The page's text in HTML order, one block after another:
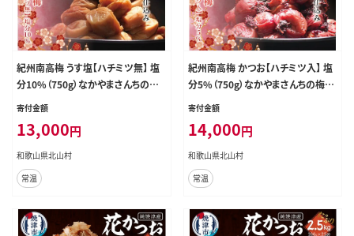
紀州南高梅 うす塩【ハチミツ無】 塩
分10%（750g）なかやまさんちの梅
干 うめ ウメ 梅干し【nky002-175k】
寄付金額
13,000円
和歌山県北山村
常温
紀州南高梅 かつお【ハチミツ入】 塩
分5%（750g）なかやまさんちの梅干
うめ ウメ 梅干し【nky005-275k】
寄付金額
14,000円
和歌山県北山村
常温